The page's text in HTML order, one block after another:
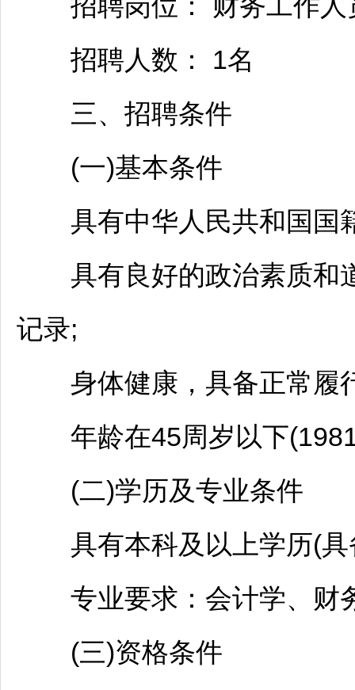
招聘人数： 1名
三、 招聘条件
(一)基本条件
具有中华人民共和国国
具有良好的政治素质和
记录;
身体健康，具备正常履
年龄在45周岁以下(1981
(二)学历及专业条件
具有本科及以上学历(具
专业要求：会计学、财
(三)资格条件